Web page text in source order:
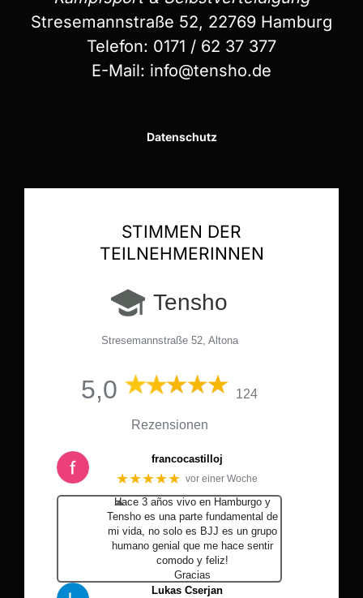
Stresemannstraße 52, 22769 Hamburg
Telefon: 0171 / 62 37 377
E-Mail: info@tensho.de
Datenschutz
STIMMEN DER
TEILNEHMERINNEN
Tensho
Stresemannstraße 52, Altona
5,0 124
Rezensionen
francocastilloj
★★★★★ vor einer Woche
Hace 3 años vivo en Hamburgo y
Tensho es una parte fundamental de
mi vida, no solo es BJJ es un grupo
humano genial que me hace sentir
comodo y feliz!
Gracias
Lukas Cserjan